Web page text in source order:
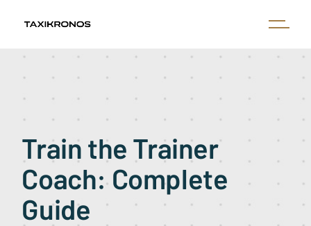
Train the Trainer
Coach: Complete
Guide